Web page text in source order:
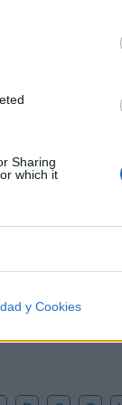
Sharing
which it
y Cookies
de
para
mira